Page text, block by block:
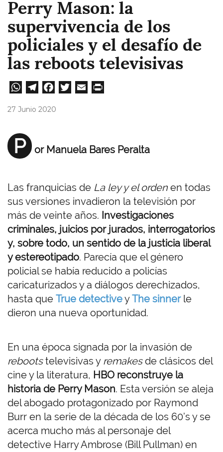
Perry Mason: la
supervivencia de los
policiales y el desafío de
las reboots televisivas
W
A
pp
Te
m
Fa
27 Junio 2020
P or Manuela Bares Peralta
Las franquicias de La ley y el orden en todas
sus versiones invadieron la televisión por
más de veinte años. Investigaciones
criminales, juicios por jurados, interrogatorios
y, sobre todo, un sentido de la justicia liberal
y estereotipado. Parecía que el género
policial se había reducido a policías
caricaturizados y a diálogos derechizados,
hasta que True detectiveyThe sinnerle
dieron una nueva oportunidad.
En una época signada por la invasión de
rebootstelevisivas y remakesde clásicos del
cine y la literatura, HBO reconstruye la
historia de Perry Mason. Esta versión se aleja
del abogado protagonizado por Raymond
Burr en la serie de la década de los 60’s y se
acerca mucho más al personaje del
detective Harry Ambrose (Bill Pullman) en